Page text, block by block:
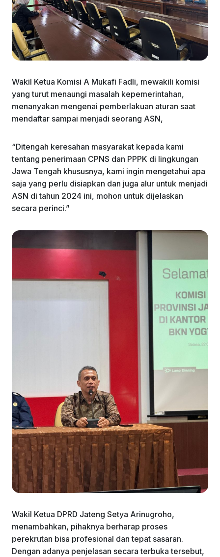
Wakil Ketua Komisi A Mukafi Fadli, mewakili komisi
yang turut menaungi masalah kepemerintahan,
menanyakan mengenai pemberlakuan aturan saat
mendaftar sampai menjadi seorang ASN,
“Ditengah keresahan masyarakat kepada kami
tentang penerimaan CPNS dan PPPK di lingkungan
Jawa Tengah khususnya, kami ingin mengetahui apa
saja yang perlu disiapkan dan juga alur untuk menjadi
ASN di tahun 2024 ini, mohon untuk dijelaskan
secara perinci.”
Wakil Ketua DPRD Jateng Setya Arinugroho,
menambahkan, pihaknya berharap proses
perekrutan bisa profesional dan tepat sasaran.
Dengan adanya penjelasan secara terbuka tersebut,